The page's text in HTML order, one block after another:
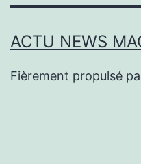
ACTU NEWS
Fièrement propulsé